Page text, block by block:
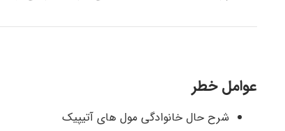
عوامل خطر
شرح حال خانوادگی مول های آتیپیک